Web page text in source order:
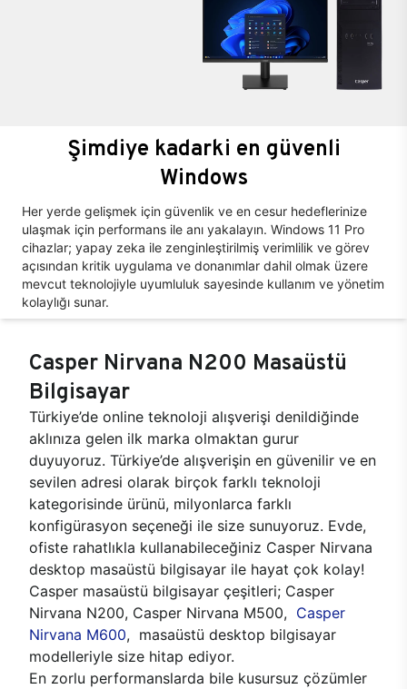
Şimdiye kadarki en güvenli
Windows
Her yerde gelişmek için güvenlik ve en cesur hedeflerinize
ulaşmak için performans ile anı yakalayın. Windows 11 Pro
cihazlar; yapay zeka ile zenginleştirilmiş verimlilik ve görev
açısından kritik uygulama ve donanımlar dahil olmak üzere
mevcut teknolojiyle uyumluluk sayesinde kullanım ve yönetim
kolaylığı sunar.
Casper Nirvana N200 Masaüstü
Bilgisayar
Türkiye’de online teknoloji alışverişi denildiğinde
aklınıza gelen ilk marka olmaktan gurur
duyuyoruz. Türkiye’de alışverişin en güvenilir ve en
sevilen adresi olarak birçok farklı teknoloji
kategorisinde ürünü, milyonlarca farklı
konfigürasyon seçeneği ile size sunuyoruz. Evde,
ofiste rahatlıkla kullanabileceğiniz Casper Nirvana
desktop masaüstü bilgisayar ile hayat çok kolay!
Casper masaüstü bilgisayar çeşitleri; Casper
Nirvana N200, Casper Nirvana M500, Casper
Nirvana M600, masaüstü desktop bilgisayar
modelleriyle size hitap ediyor.
En zorlu performanslarda bile kusursuz çözümler